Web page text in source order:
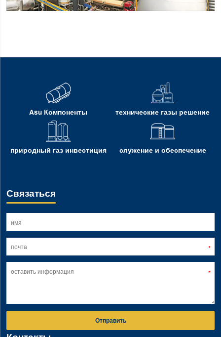
Asu Компоненты технические газы решение
природный газ инвестиция служение и обеспечение
Связаться
Отправить